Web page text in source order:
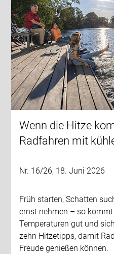
Wenn die Hitze
Radfahren mit
Nr. 16/26, 18. Juni 2026
Früh starten, Schatten
ernst nehmen – so
Temperaturen gut und
zehn Hitzetipps, damit
Freude genießen können.